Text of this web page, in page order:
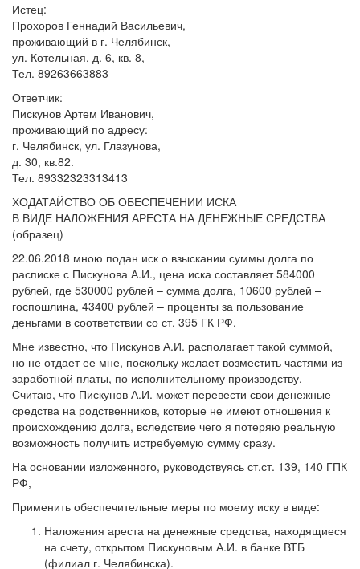
Истец:
Прохоров Геннадий Васильевич,
проживающий в г. Челябинск,
ул. Котельная, д. 6, кв. 8,
Тел. 89263663883
Ответчик:
Пискунов Артем Иванович,
проживающий по адресу:
г. Челябинск, ул. Глазунова,
д. 30, кв.82.
Тел. 89332323313413
ХОДАТАЙСТВО ОБ ОБЕСПЕЧЕНИИ ИСКА
В ВИДЕ НАЛОЖЕНИЯ АРЕСТА НА ДЕНЕЖНЫЕ СРЕДСТВА
(образец)
22.06.2018 мною подан иск о взыскании суммы долга по
расписке с Пискунова А.И., цена иска составляет 584000
рублей, где 530000 рублей – сумма долга, 10600 рублей –
госпошлина, 43400 рублей – проценты за пользование
деньгами в соответствии со ст. 395 ГК РФ.
Мне известно, что Пискунов А.И. располагает такой суммой,
но не отдает ее мне, поскольку желает возместить частями из
заработной платы, по исполнительному производству.
Считаю, что Пискунов А.И. может перевести свои денежные
средства на родственников, которые не имеют отношения к
происхождению долга, вследствие чего я потеряю реальную
возможность получить истребуемую сумму сразу.
На основании изложенного, руководствуясь ст.ст. 139, 140 ГПК
РФ,
Применить обеспечительные меры по моему иску в виде:
Наложения ареста на денежные средства, находящиеся
на счету, открытом Пискуновым А.И. в банке ВТБ
(филиал г. Челябинска).